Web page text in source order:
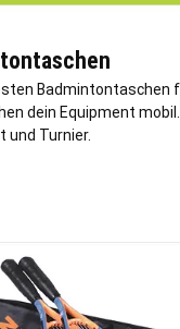
Badmintontaschen
dein Equipment
und Turnier.